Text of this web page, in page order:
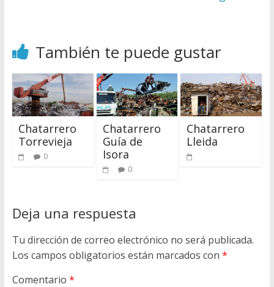
También te puede gustar
Chatarrero
Torrevieja
0
Chatarrero
Guía de
Isora
0
Chatarrero
Lleida
Deja una respuesta
Tu dirección de correo electrónico no será publicada.
Los campos obligatorios están marcados con *
Comentario *